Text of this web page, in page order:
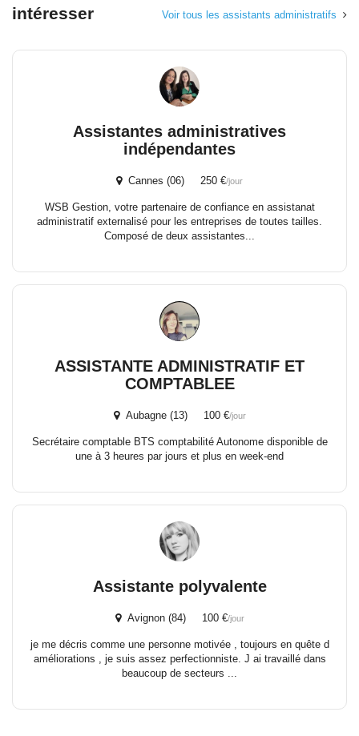
intéresser
Voir tous les assistants administratifs
Assistantes administratives
indépendantes
Cannes (06) 250 €/jour
WSB Gestion, votre partenaire de confiance en assistanat
administratif externalisé pour les entreprises de toutes tailles.
Composé de deux assistantes...
ASSISTANTE ADMINISTRATIF ET
COMPTABLEE
Aubagne (13) 100 €/jour
Secrétaire comptable BTS comptabilité Autonome disponible de
une à 3 heures par jours et plus en week-end
Assistante polyvalente
Avignon (84) 100 €/jour
je me décris comme une personne motivée , toujours en quête d
améliorations , je suis assez perfectionniste. J ai travaillé dans
beaucoup de secteurs ...